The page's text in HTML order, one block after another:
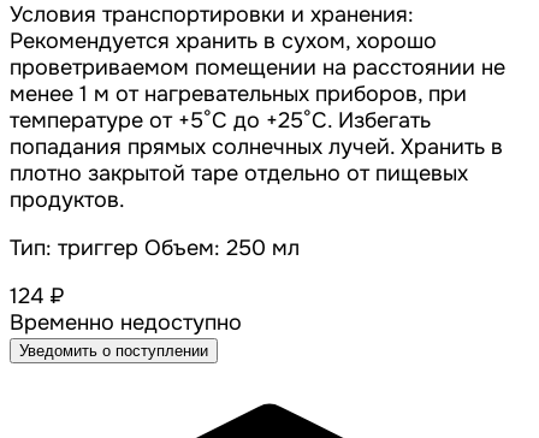
Условия транспортировки и хранения:
Рекомендуется хранить в сухом, хорошо
проветриваемом помещении на расстоянии не
менее 1 м от нагревательных приборов, при
температуре от +5°С до +25°С. Избегать
попадания прямых солнечных лучей. Хранить в
плотно закрытой таре отдельно от пищевых
продуктов.
Тип: триггер Объем: 250 мл
124 ₽
Временно недоступно
Уведомить о поступлении